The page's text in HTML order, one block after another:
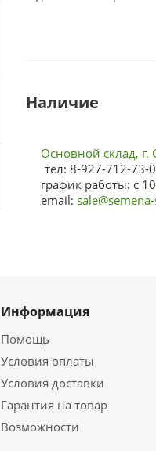
Наличие
Основной склад, г.
тел: 8-927-712-73-
график работы: с
email:
Информация
Помощь
Условия оплаты
Условия доставки
Гарантия на товар
Возможности